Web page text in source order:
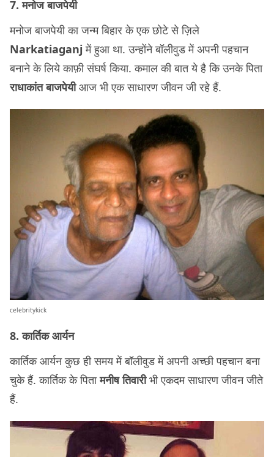
7. मनोज बाजपेयी
मनोज बाजपेयी का जन्म बिहार के एक छोटे से ज़िले
Narkatiaganj में हुआ था. उन्होंने बॉलीवुड में अपनी पहचान
बनाने के लिये काफ़ी संघर्ष किया. कमाल की बात ये है कि उनके पिता
राधाकांत बाजपेयीआज भी एक साधारण जीवन जी रहे हैं.
celebritykick
8. कार्तिक आर्यन
कार्तिक आर्यन कुछ ही समय में बॉलीवुड में अपनी अच्छी पहचान बना
चुके हैं. कार्तिक के पितामनीष तिवारीभी एकदम साधारण जीवन जीते
हैं.